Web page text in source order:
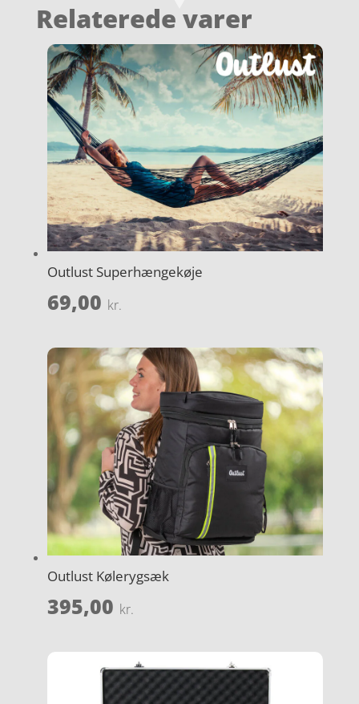
Relaterede varer
Outlust Superhængekøje
69,00 kr.
Outlust Kølerygsæk
395,00 kr.